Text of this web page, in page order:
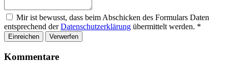
Mir ist bewusst, dass beim Abschicken des Formulars Daten
entsprechend derDatenschutzerklärung übermittelt werden. *
Einreichen Verwerfen
Kommentare